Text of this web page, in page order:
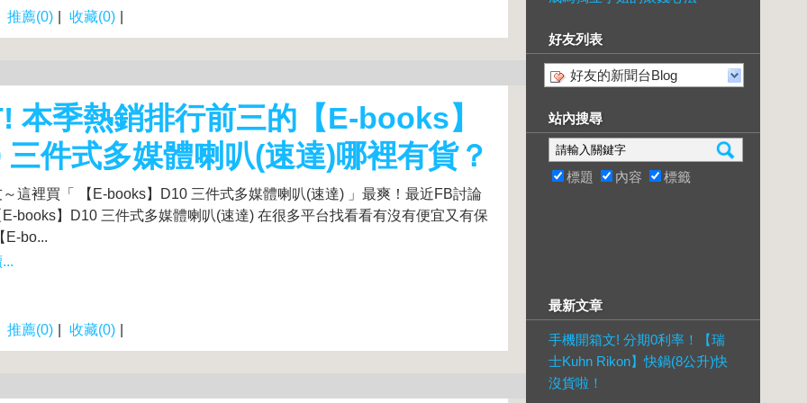
推薦(0) 收藏(0)
本季熱銷排行前三的【E-books】
三件式多媒體喇叭(速達)哪裡有貨？
這裡買「 【E-books】D10 三件式多媒體喇叭(速達) 」最爽！最近FB討論
books】D10 三件式多媒體喇叭(速達) 在很多平台找看看有沒有便宜又有保
bo...
推薦(0) 收藏(0)
好友列表
好友的新聞台Blog
站內搜尋
標題 內容 標籤
最新文章
手機開箱文! 分期0利率！【瑞
士Kuhn Rikon】快鍋(8公升)快
沒貨啦！